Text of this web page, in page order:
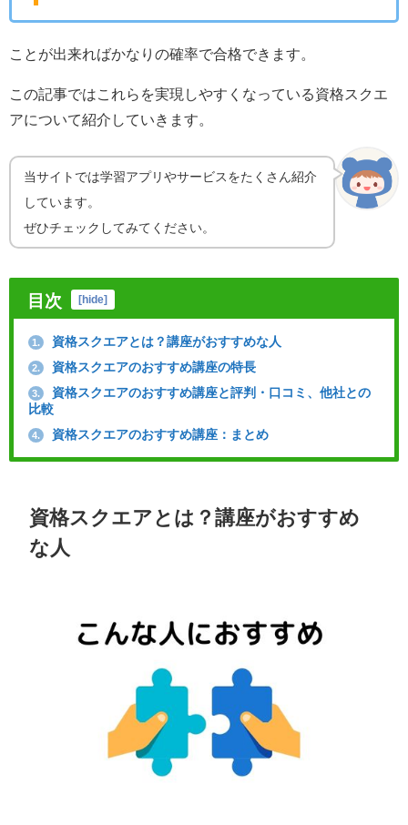
ことが出来ればかなりの確率で合格できます。
この記事ではこれらを実現しやすくなっている資格スクエ
アについて紹介していきます。
当サイトでは学習アプリやサービスをたくさん紹介
しています。
ぜひチェックしてみてください。
目次 [hide]
1. 資格スクエアとは？講座がおすすめな人
2. 資格スクエアのおすすめ講座の特長
3.
資格スクエアのおすすめ講座と評判・口コミ、他社との
比較
4. 資格スクエアのおすすめ講座：まとめ
資格スクエアとは？講座がおすすめ
な人